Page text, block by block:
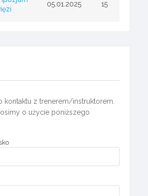
05.01.2025 15
kontaktu z trenerem/instruktorem.
o użycie poniższego